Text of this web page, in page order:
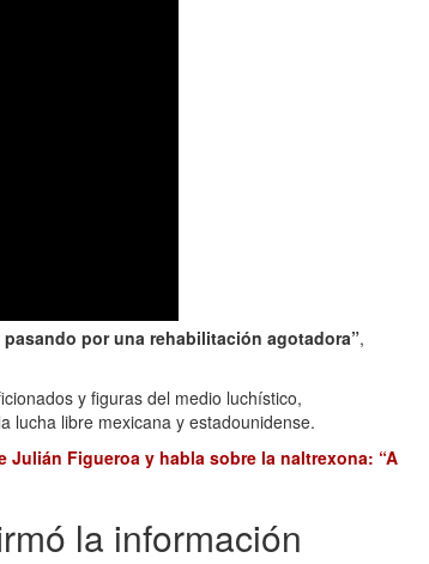
por una rehabilitación agotadora”,
y figuras del medio luchístico,
lucha libre mexicana y estadounidense.
Julián Figueroa y habla sobre la naltrexona: “A
la información